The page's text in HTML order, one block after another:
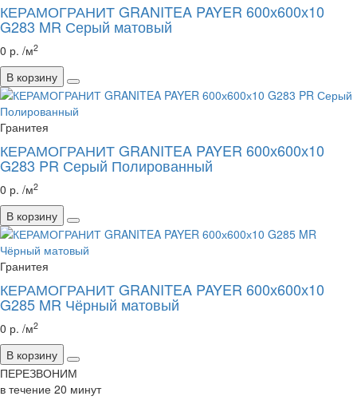
КЕРАМОГРАНИТ GRANITEA PAYER 600х600х10
G283 MR Серый матовый
0 р. /м2
В корзину
Гранитея
КЕРАМОГРАНИТ GRANITEA PAYER 600х600х10
G283 PR Серый Полированный
0 р. /м2
В корзину
Гранитея
КЕРАМОГРАНИТ GRANITEA PAYER 600х600х10
G285 MR Чёрный матовый
0 р. /м2
В корзину
ПЕРЕЗВОНИМ
в течение 20 минут